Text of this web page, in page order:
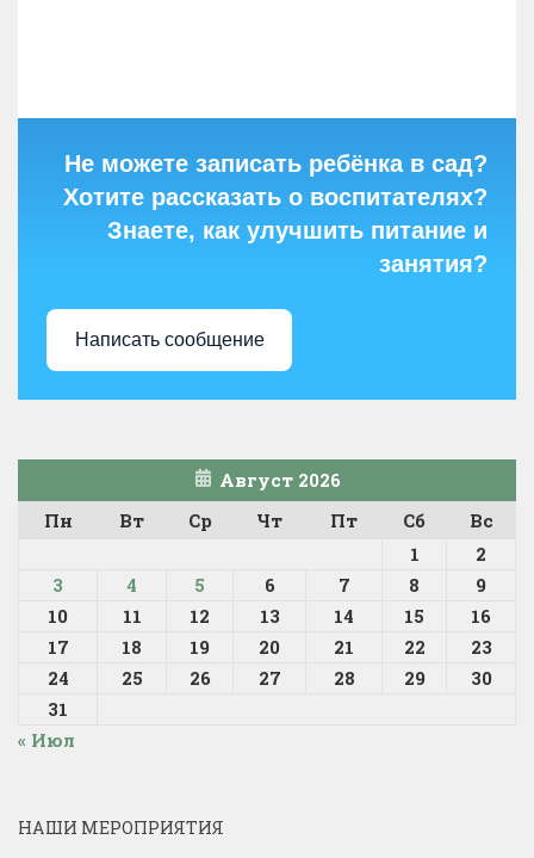
Не можете записать ребёнка в сад?
Хотите рассказать о воспитателях?
Знаете, как улучшить питание и
занятия?
Написать сообщение
Август 2026
Пн
Вт Ср Чт Пт Сб
Вс
1
2
3
4 5 6 7 8
9
10
11 12 13 14 15
16
17
18 19 20 21 22
23
24
25 26 27 28 29
30
31
« Июл
НАШИ МЕРОПРИЯТИЯ